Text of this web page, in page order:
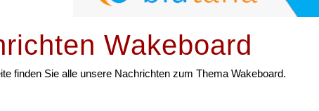
Wakeboard
finden Sie alle unsere Nachrichten zum Thema Wakeboard.